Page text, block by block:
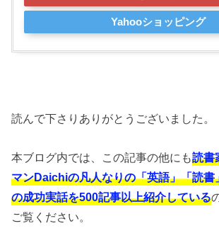
Yahooショッピング
読んで下さりありがとうございました。
本ブログ内では、この記事の他にも読書
マンDaichiの凡人なりの「英語」「読書
の成功実話を500記事以上紹介している
ご覧ください。